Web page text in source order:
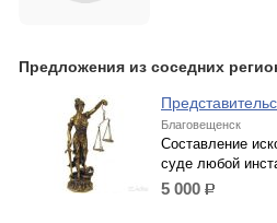
Предложения из соседних
Благовещенск
Составление
суде любой
5 000 р.